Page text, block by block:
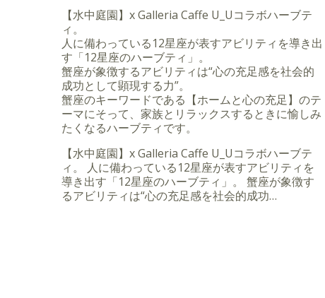
【水中庭園】x Galleria Caffe U_Uコラボハーブテ
ィ。
人に備わっている12星座が表すアビリティを導き出
す「12星座のハーブティ」。
蟹座が象徴するアビリティは“心の充足感を社会的
成功として顕現する力”。
蟹座のキーワードである【ホームと心の充足】のテ
ーマにそって、家族とリラックスするときに愉しみ
たくなるハーブティです。
【水中庭園】x Galleria Caffe U_Uコラボハーブテ
ィ。 人に備わっている12星座が表すアビリティを
導き出す「12星座のハーブティ」。 蟹座が象徴す
るアビリティは“心の充足感を社会的成功…